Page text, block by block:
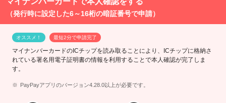
（発行時に設定した6～16桁の暗証番号で申請）
オススメ！ 最短2分で申請完了
マイナンバーカードのICチップを読み取ることにより、ICチップに格納さ
れている署名用電子証明書の情報を利用することで本人確認が完了しま
す。
PayPayアプリのバージョン4.28.0以上が必要です。